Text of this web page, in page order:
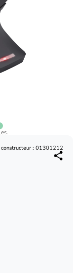
constructeur : 01301212